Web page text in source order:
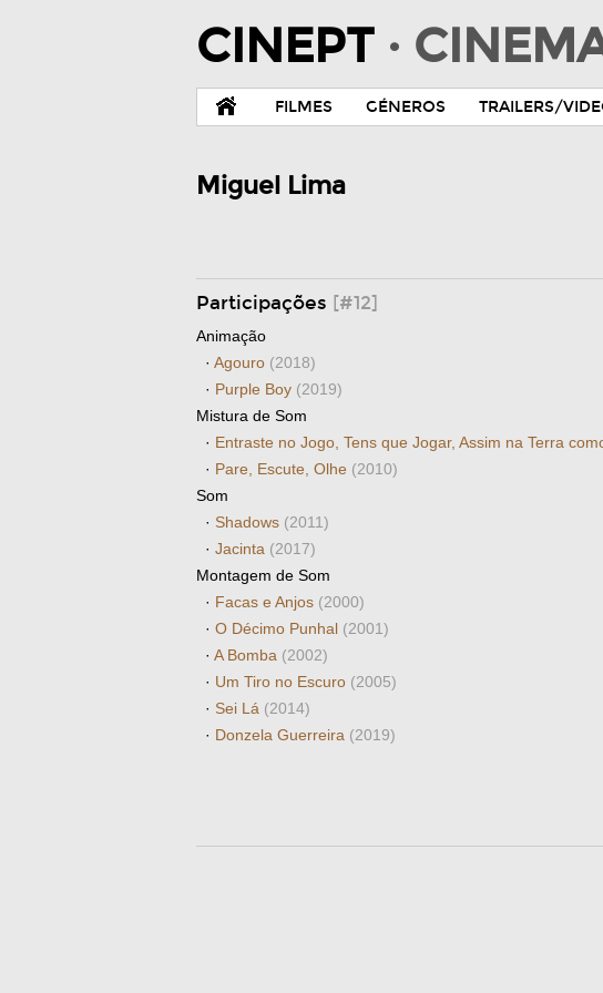
CINEPT ·
FILMES GÉNEROS TRAILERS/
Miguel Lima
Participações [#12]
Animação
· Agouro (2018)
· Purple Boy (2019)
Mistura de Som
· Entraste no Jogo, Tens que Jogar, Assim na Terra
· Pare, Escute, Olhe (2010)
Som
· Shadows (2011)
· Jacinta (2017)
Montagem de Som
· Facas e Anjos (2000)
· O Décimo Punhal (2001)
· A Bomba (2002)
· Um Tiro no Escuro (2005)
· Sei Lá (2014)
· Donzela Guerreira (2019)